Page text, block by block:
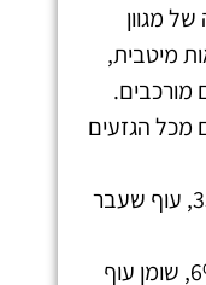
מגוון
מיטבית,
מורכבים.
מכל הגזעים
עוף 50% (עוף מיובש והודו 35%, עוף שעבר
אורז חום, טפיוקה, שומן חזיר 6%, שומן עוף